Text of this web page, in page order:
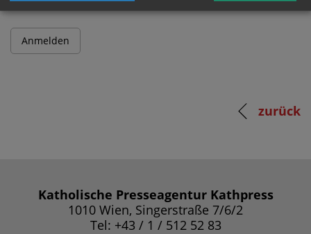
zurück
Katholische Presseagentur Kathpress
1010 Wien, Singerstraße 7/6/2
Tel: +43 / 1 / 512 52 83